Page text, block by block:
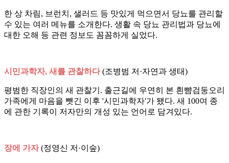
한 상 차림, 브런치, 샐러드 등 맛있게 먹으면서 당뇨를 관리할
수 있는 여러 메뉴를 소개한다. 생활 속 당뇨 관리법과 당뇨에
대한 오해 등 관련 정보도 꼼꼼하게 실었다.
시민과학자, 새를 관찰하다(조병범 저·자연과 생태)
평범한 직장인의 새 관찰기. 출근길에 우연히 본 흰뺨검둥오리
가족에게 마음을 뺏긴 이후 '시민과학자'가 됐다. 새 100여 종
에 관한 기록이 저자만의 개성 있는 언어로 담겨있다.
장에 가자(정영신 저·이숲)